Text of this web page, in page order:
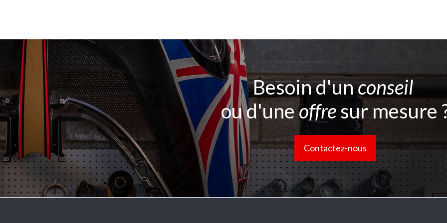
Besoin d'unconseil
ou d'uneoffresur mesure
Contactez-nous